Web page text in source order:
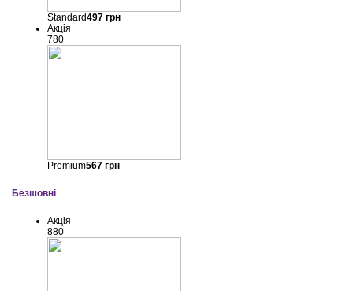
Standard497грн
Акція
780
Premium567грн
Безшовні
Акція
880